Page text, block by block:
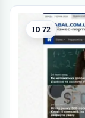
ID 72